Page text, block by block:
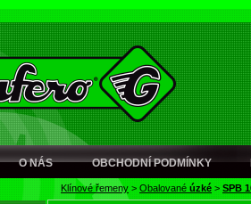
O NÁS OBCHODNÍ PODMÍNKY
Klínové řemeny > Obalované úzké > SPB